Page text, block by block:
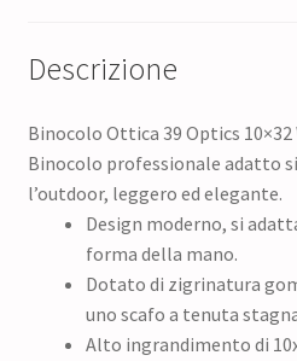
Descrizione
Binocolo Ottica 39 Optics 10×32
Binocolo professionale adatto
l’outdoor, leggero ed elegante.
Design moderno, si
forma della mano.
Dotato di zigrinatura
uno scafo a tenuta
Alto ingrandimento di 10